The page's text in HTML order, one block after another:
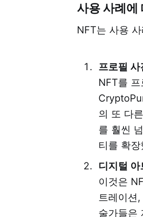
사용 사례에
NFT는 사용
프로필
NFT를
의 또 다
를 훨씬
티를 확
디지털 아
이것은
트레이션
술가들은